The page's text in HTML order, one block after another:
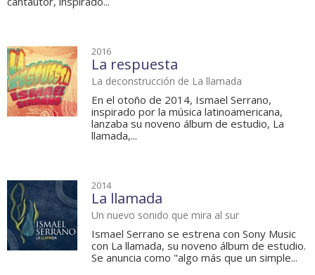
2016
La respuesta
La deconstrucción de La llamada
En el otoño de 2014, Ismael Serrano,
inspirado por la música latinoamericana,
lanzaba su noveno álbum de estudio, La
llamada,...
2014
La llamada
Un nuevo sonido que mira al sur
Ismael Serrano se estrena con Sony Music
con La llamada, su noveno álbum de estudio.
Se anuncia como "algo más que un simple...